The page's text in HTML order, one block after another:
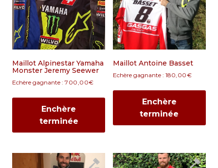
Maillot Alpinestar Yamaha
Monster Jeremy Seewer
Echère gagnante : 700,00€
Enchère
terminée
Maillot Antoine Basset
Echère gagnante : 180,00€
Enchère
terminée